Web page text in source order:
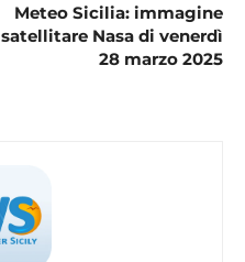
Meteo Sicilia: immagine
satellitare Nasa di venerdì
28 marzo 2025